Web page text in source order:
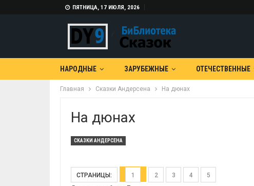
ПЯТНИЦА, 17 ИЮЛЯ, 2026
НАРОДНЫЕ ЗАРУБЕЖНЫЕ ОТЕЧЕСТВЕННЫЕ
Главная Сказки Андерсена На дюнах
На дюнах
СКАЗКИ АНДЕРСЕНА
СТРАНИЦЫ: 1 2 3 4 5